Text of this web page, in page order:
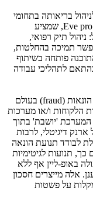
בריאותה בתחומי
Eve pro, שמציע
ניהול תיק רפואי,
תמיכה בהחלטות,
פותחה בשיתוף
לתהליכי עבודה
(
fraud) בעולם
הלקוחות ו/או מערכות
המערכת 'יושבת' בתוך
דיגיטלי, לרבות
לבודד תנועת הונאה
תנועות לגיטימיות
באופ-ליין אף ללא
אלה מייצרים חסכון
על פשטות